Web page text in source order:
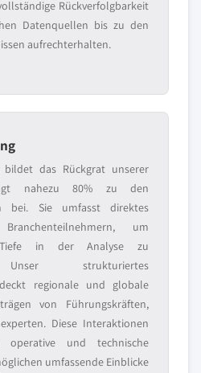
Rückverfolgbarkeit
Datenquellen bis zu den
aufrechterhalten.
bildet das Rückgrat unserer
nahezu 80% zu den
bei. Sie umfasst direktes
um
in der Analyse zu
Unser strukturiertes
regionale und globale
von Führungskräften,
Diese Interaktionen
operative und technische
umfassende Einblicke